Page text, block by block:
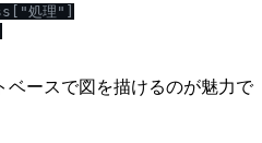
処理"]
ベースで図を描けるのが魅力で